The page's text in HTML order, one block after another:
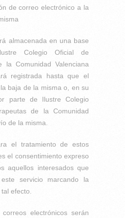
de correo electrónico a la
almacenada en una base
Colegio Oficial de
la Comunidad Valenciana
registrada hasta que el
baja de la misma o, en su
parte de Ilustre Colegio
de la Comunidad
de la misma.
el tratamiento de estos
el consentimiento expreso
aquellos interesados que
servicio marcando la
efecto.
electrónicos serán